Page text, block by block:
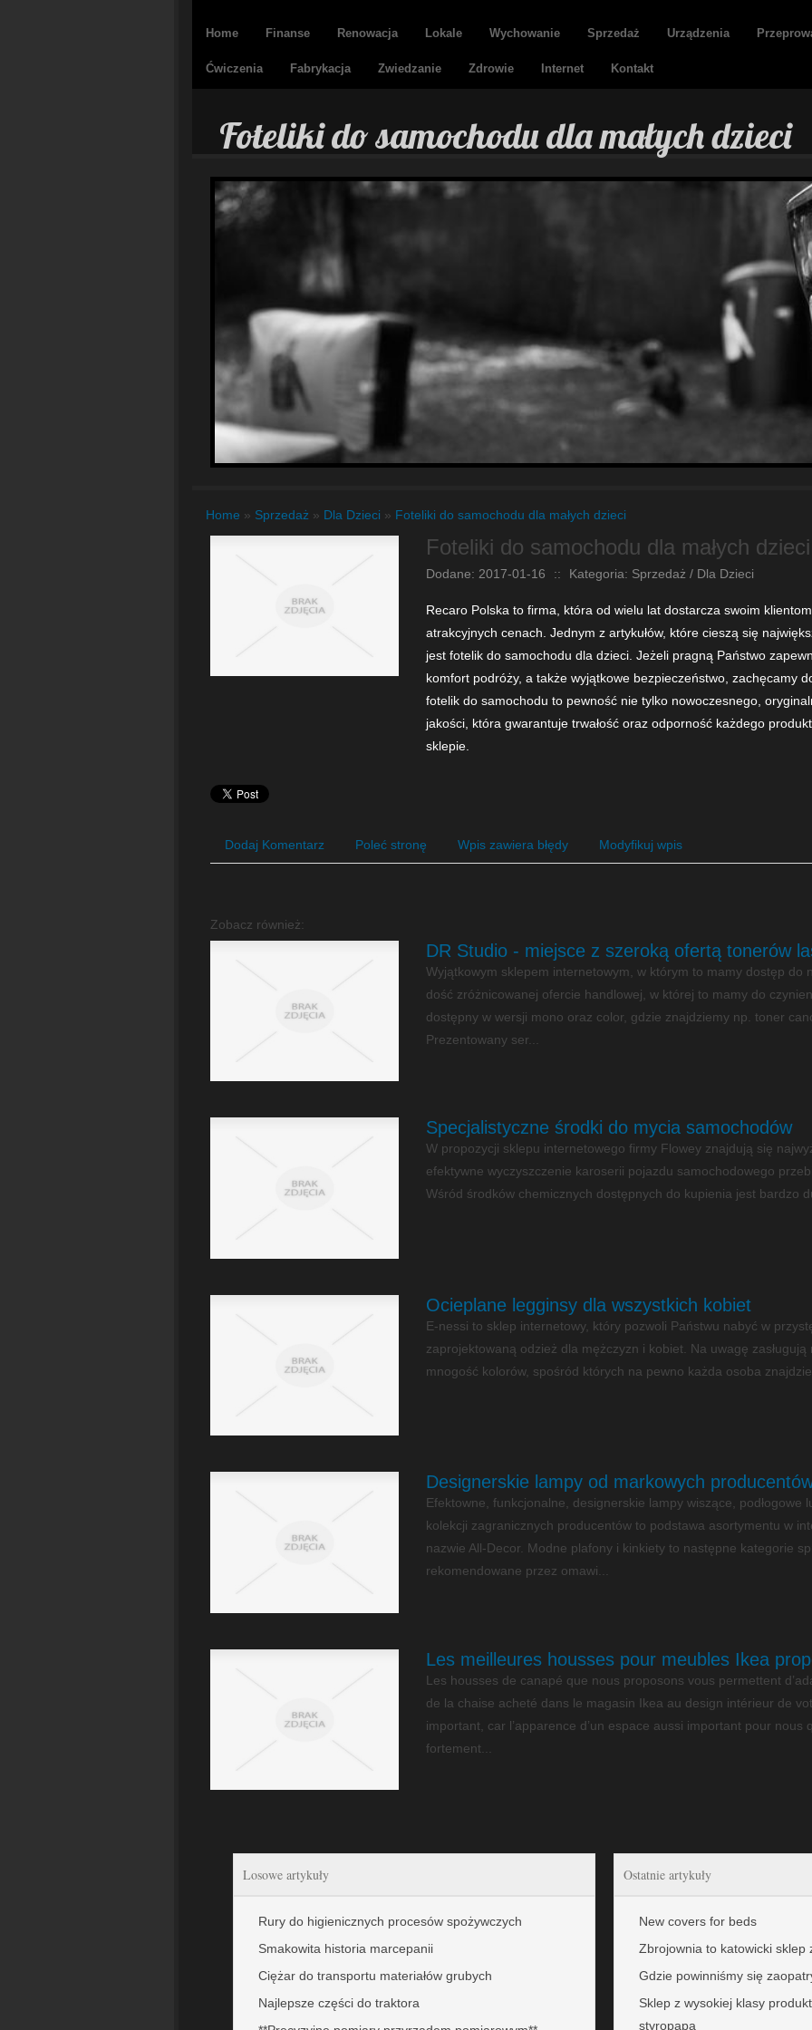
Home Finanse Renowacja Lokale Wychowanie Sprzedaż Urządzenia
Ćwiczenia Fabrykacja Zwiedzanie Zdrowie Internet Kontakt
Foteliki do samochodu dla małych dzieci
Home » Sprzedaż » Dla Dzieci » Foteliki do samochodu dla małych dzieci
Foteliki do samochodu dla małych dzieci
Dodane: 2017-01-16 :: Kategoria: Sprzedaż / Dla Dzieci
Recaro Polska to firma, która od wielu lat dostarcza swoim
atrakcyjnych cenach. Jednym z artykułów, które cieszą się
jest fotelik do samochodu dla dzieci. Jeżeli pragną Państwo
komfort podróży, a także wyjątkowe bezpieczeństwo, zachęcamy
fotelik do samochodu to pewność nie tylko nowoczesnego,
jakości, która gwarantuje trwałość oraz odporność każdego
sklepie.
Dodaj Komentarz Poleć stronę Wpis zawiera błędy Modyfikuj wpis
Zobacz również:
DR Studio - miejsce z szeroką ofertą tonerów
Wyjątkowym sklepem internetowym, w którym to mamy dostęp do
dość zróżnicowanej ofercie handlowej, w której to mamy do
dostępny w wersji mono oraz color, gdzie znajdziemy np. toner
Prezentowany ser...
Specjalistyczne środki do mycia samochodów
W propozycji sklepu internetowego firmy Flowey znajdują się
efektywne wyczyszczenie karoserii pojazdu samochodowego
Wśród środków chemicznych dostępnych do kupienia jest bardzo
Ocieplane legginsy dla wszystkich kobiet
E-nessi to sklep internetowy, który pozwoli Państwu nabyć w
zaprojektowaną odzież dla mężczyzn i kobiet. Na uwagę
mnogość kolorów, spośród których na pewno każda osoba
Designerskie lampy od markowych
Efektowne, funkcjonalne, designerskie lampy wiszące, podłogowe
kolekcji zagranicznych producentów to podstawa asortymentu w
nazwie All-Decor. Modne plafony i kinkiety to następne kategorie
rekomendowane przez omawi...
Les meilleures housses pour meubles Ikea
Les housses de canapé que nous proposons vous permettent
de la chaise acheté dans le magasin Ikea au design intérieur de
important, car l’apparence d’un espace aussi important pour
fortement...
Losowe artykuły
Rury do higienicznych procesów spożywczych
Smakowita historia marcepanii
Ciężar do transportu materiałów grubych
Najlepsze części do traktora
Ostatnie artykuły
New covers for beds
Zbrojownia to katowicki sklep
Gdzie powinniśmy się
Sklep z wysokiej klasy
styropapa